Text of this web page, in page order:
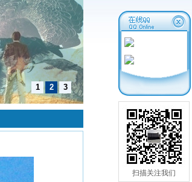
1 2 3
扫描关注我们